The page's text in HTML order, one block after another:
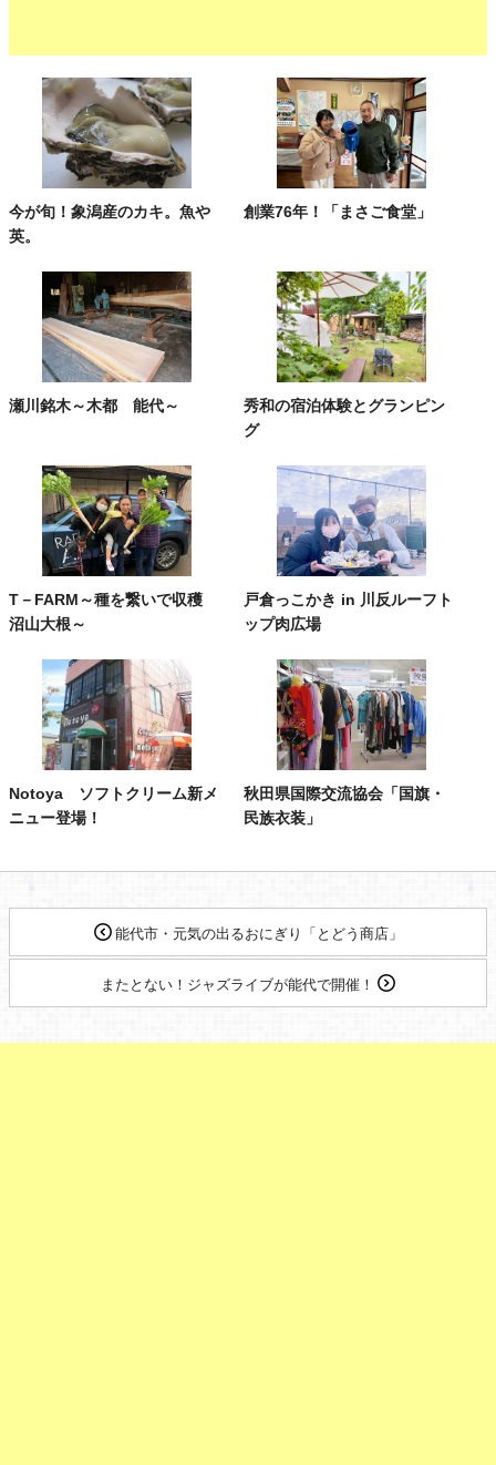
今が旬！象潟産のカキ。魚や
英。
創業76年！「まさご食堂」
瀬川銘木～木都 能代～
秀和の宿泊体験とグランピン
グ
T－FARM～種を繋いで収穫
沼山大根～
戸倉っこかき in 川反ルーフト
ップ肉広場
Notoya ソフトクリーム新メ
ニュー登場！
秋田県国際交流協会「国旗・
民族衣装」
能代市・元気の出るおにぎり「とどう商店」
またとない！ジャズライブが能代で開催！